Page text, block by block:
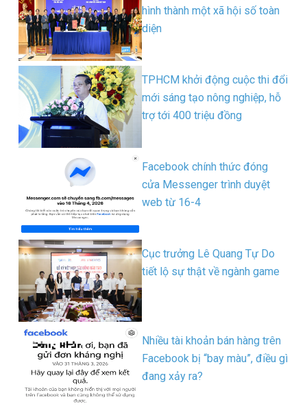
hình thành một xã hội số toàn
diện
TPHCM khởi động cuộc thi đổi
mới sáng tạo nông nghiệp, hỗ
trợ tới 400 triệu đồng
Facebook chính thức đóng
cửa Messenger trình duyệt
web từ 16-4
Cục trưởng Lê Quang Tự Do
tiết lộ sự thật về ngành game
Nhiều tài khoản bán hàng trên
Facebook bị “bay màu”, điều gì
đang xảy ra?